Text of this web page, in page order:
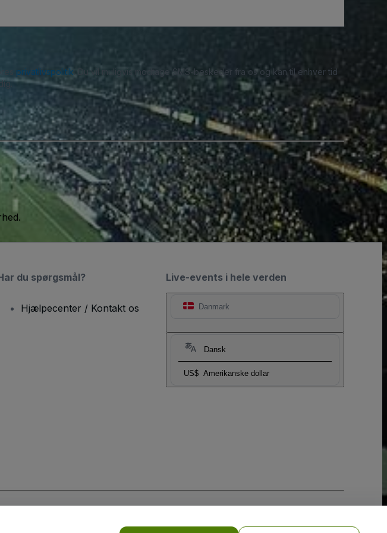
privatlivspolitik . Du vil muligvis modtage SMS-beskeder fra os og kan til enhver tid
Live-events i hele verden
Danmark
Dansk
US$ Amerikanske dollar
du spørgsmål?
Hjælpecenter / Kontakt os